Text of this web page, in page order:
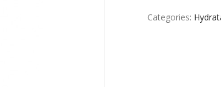
Categories